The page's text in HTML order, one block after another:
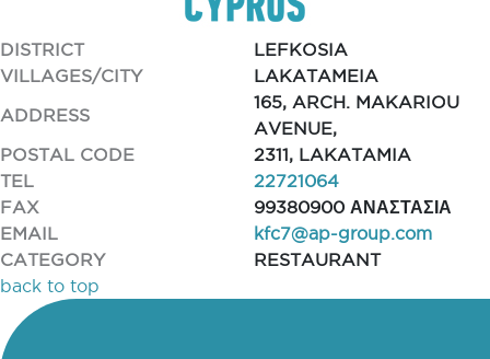
DISTRICT
LEFKOSIA
VILLAGES/CITY
LAKATAMEIA
ADDRESS
165, ARCH. MAKARIOU
AVENUE,
POSTAL CODE
2311, LAKATAMIA
TEL
22721064
FAX
99380900 ΑΝΑΣΤΑΣΙΑ
EMAIL
kfc7@ap-group.com
CATEGORY
RESTAURANT
back to top